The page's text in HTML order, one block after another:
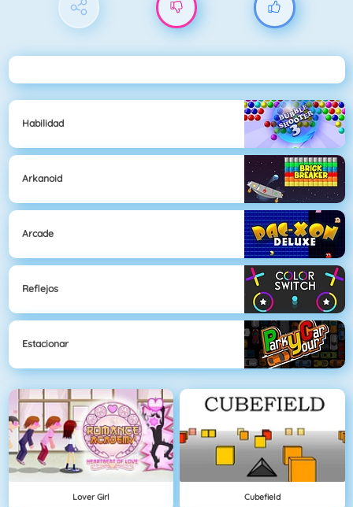
Habilidad
Arkanoid
Arcade
Reflejos
Estacionar
Lover Girl Cubefield